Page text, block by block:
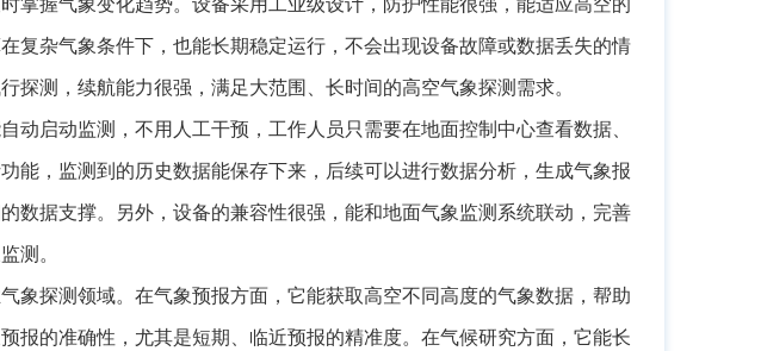
复杂气象条件下，也能长期稳定运行，不会出现设备故障或数据丢失的情
探测，续航能力很强，满足大范围、长时间的高空气象探测需求。
动启动监测，不用人工干预，工作人员只需要在地面控制中心查看数据、
能，监测到的历史数据能保存下来，后续可以进行数据分析，生成气象报
数据支撑。另外，设备的兼容性很强，能和地面气象监测系统联动，完善
测。
象探测领域。在气象预报方面，它能获取高空不同高度的气象数据，帮助
报的准确性，尤其是短期、临近预报的精准度。在气候研究方面，它能长